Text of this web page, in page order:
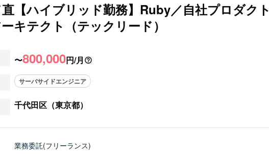
【ハイブリッド勤務】Ruby／自社プロダクト
キテクト（テックリード）
〜800,000円/月
サーバサイドエンジニア
千代田区（東京都）
業務委託(フリーランス)